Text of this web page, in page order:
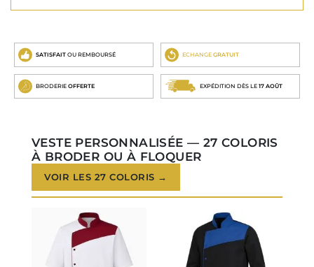
SATISFAIT OU REMBOURSÉ ECHANGE GRATUIT
BRODERIE OFFERTE EXPÉDITION DÈS LE 17 AOÛT
VESTE PERSONNALISÉE — 27 COLORIS
À BRODER OU À FLOQUER
VOIR LES 27 COLORIS →